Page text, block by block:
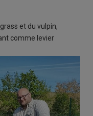
et du vulpin,
comme levier